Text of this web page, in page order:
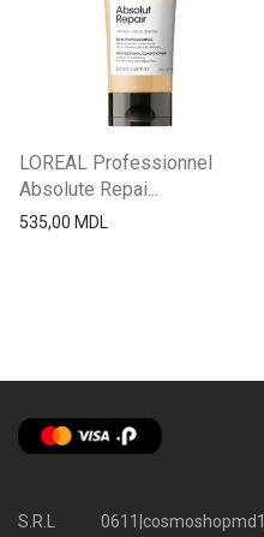
LOREAL Professionnel
Absolute Repai...
535,00 MDL
S.R.L 0611